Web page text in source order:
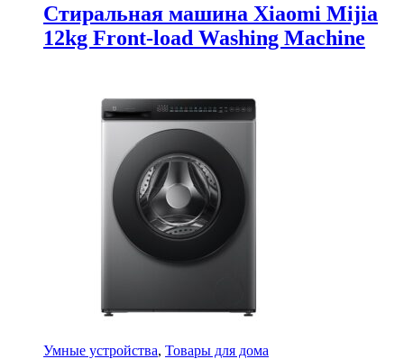
Стиральная машина Xiaomi Mijia
12kg Front-load Washing Machine
Умные устройства, Товары для дома